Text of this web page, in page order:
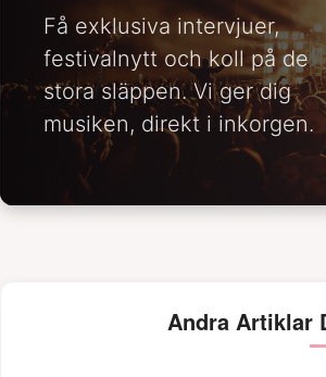
Få exklusiva intervjuer,
festivalnytt och koll på de
stora släppen. Vi ger dig
musiken, direkt i inkorgen.
Andra Artiklar